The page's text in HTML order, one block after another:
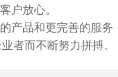
户放心。
品和更完善的服务
者而不断努力拼搏。